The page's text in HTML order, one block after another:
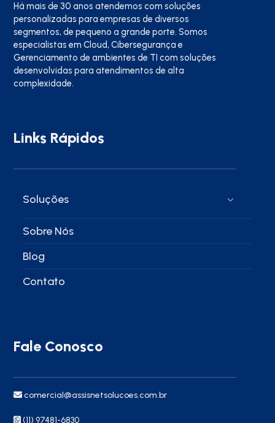
Há mais de 30 anos atendemos com soluções
personalizadas para empresas de diversos
segmentos, de pequeno a grande porte. Somos
especialistas em Cloud, Cibersegurança e
Gerenciamento de ambientes de TI com soluções
desenvolvidas para atendimentos de alta
complexidade.
Links Rápidos
Soluções
Sobre Nós
Blog
Contato
Fale Conosco
comercial@assisnetsolucoes.com.br
(11) 97481-6830